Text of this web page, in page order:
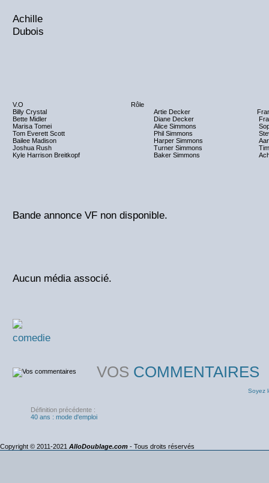
Achille
Dubois
V.O
Rôle
Billy Crystal
Artie Decker
Bette Midler
Diane Decker
Marisa Tomei
Alice Simmons
Tom Everett Scott
Phil Simmons
Bailee Madison
Harper Simmons
Joshua Rush
Turner Simmons
Kyle Harrison Breitkopf
Baker Simmons
Bande annonce VF non disponible.
Aucun média associé.
comedie
VOS COMMENTAIRES
Soyez
Définition précédente :
40 ans : mode d'emploi
Copyright © 2011-2021 AlloDoublage.com - Tous droits réservés